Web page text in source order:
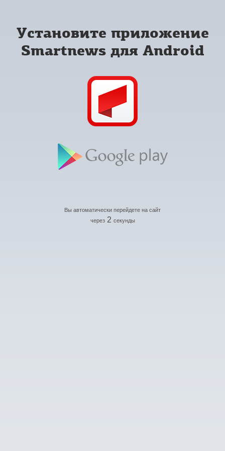
Установите приложение
Smartnews для Android
Вы автоматически перейдете на сайт
через 2 секунды